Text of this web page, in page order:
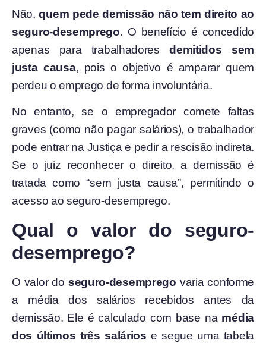
Não,quem pede demissão não tem direito ao
seguro-desemprego. O benefício é concedido
apenas para trabalhadoresdemitidos sem
justa causa, pois o objetivo é amparar quem
perdeu o emprego de forma involuntária.
No entanto, se o empregador comete faltas
graves (como não pagar salários), o trabalhador
pode entrar na Justiça e pedir a rescisão indireta.
Se o juiz reconhecer o direito, a demissão é
tratada como “sem justa causa”, permitindo o
acesso ao seguro-desemprego.
Qual o valor do seguro-
desemprego?
O valor do seguro-desemprego varia conforme
a média dos salários recebidos antes da
demissão. Ele é calculado com base na média
dos últimos três salários e segue uma tabela